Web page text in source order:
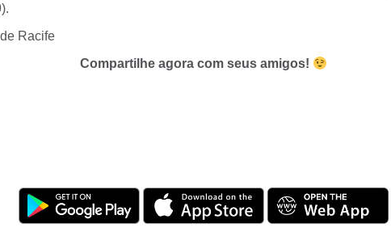
Racife
Compartilhe agora com seus amigos!